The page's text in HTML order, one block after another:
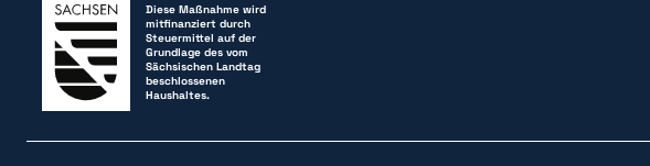
Diese Maßnahme wird
mitfinanziert durch
Steuermittel auf der
Grundlage des vom
Sächsischen Landtag
beschlossenen
Haushaltes.